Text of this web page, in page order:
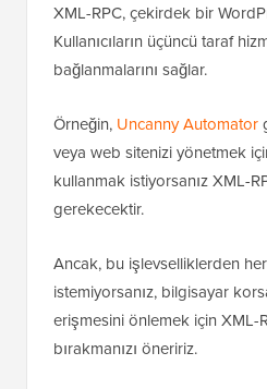
XML-RPC, çekirdek bir
Kullanıcıların üçüncü taraf
bağlanmalarını sağlar.
Örneğin, Uncanny Automator
veya web sitenizi yönetmek
kullanmak istiyorsanız XML-
gerekecektir.
Ancak, bu işlevselliklerden
istemiyorsanız, bilgisayar
erişmesini önlemek için XML-
bırakmanızı öneririz.